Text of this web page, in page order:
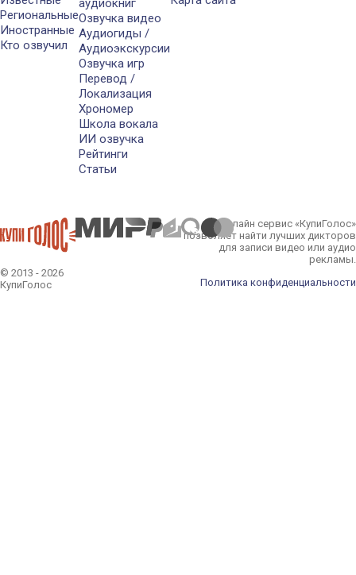
Региональные
Иностранные
Кто озвучил
аудиокниг
Озвучка видео
Аудиогиды /
Аудиоэкскурсии
Озвучка игр
Перевод /
Локализация
Хрономер
Школа вокала
ИИ озвучка
Рейтинги
Статьи
© 2013 - 2026
КупиГолос
Онлайн сервис «КупиГолос»
позволяет найти лучших дикторов
для записи видео или аудио
рекламы.
Политика конфиденциальности